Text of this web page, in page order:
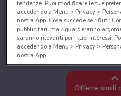
Offerte simili
tendenze. Puoi modificare le tue
accedendo a Menu > Privacy >
nostra App. Cosa succede se rifiuti:
pubblicitari, ma riguarderanno
saranno rilevanti per i tuoi interessi.
accedendo a Menu > Privacy >
nostra App.
Noi e i nostri partner
Utilizzare dati di geolocalizzazione
caratteristiche del dispositivo ai fini